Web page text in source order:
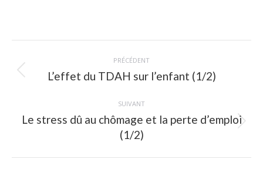
article
PRÉCÉDENT
Article
L’effet du TDAH sur l’enfant (1/2)
SUIVANT
Article
suivant
Le stress dû au chômage et la perte d’emploi
(1/2)